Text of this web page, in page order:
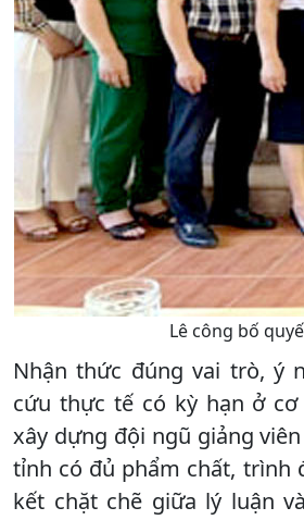
Lê công bố
Nhận thức đúng vai trò, ý
cứu thực tế có kỳ hạn ở
xây dựng đội ngũ giảng
tỉnh có đủ phẩm chất, trình
kết chặt chẽ giữa lý luận